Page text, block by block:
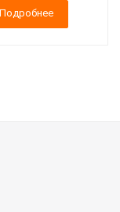
Подробнее